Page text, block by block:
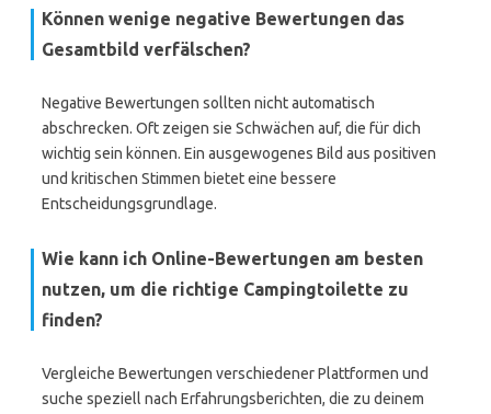
Können wenige negative Bewertungen das
Gesamtbild verfälschen?
Negative Bewertungen sollten nicht automatisch
abschrecken. Oft zeigen sie Schwächen auf, die für dich
wichtig sein können. Ein ausgewogenes Bild aus positiven
und kritischen Stimmen bietet eine bessere
Entscheidungsgrundlage.
Wie kann ich Online-Bewertungen am besten
nutzen, um die richtige Campingtoilette zu
finden?
Vergleiche Bewertungen verschiedener Plattformen und
suche speziell nach Erfahrungsberichten, die zu deinem